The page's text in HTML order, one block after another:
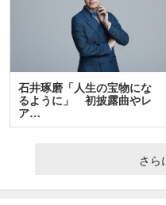
石井琢磨「人生の宝物にな
るように」 初披露曲やレ
ア…
さら